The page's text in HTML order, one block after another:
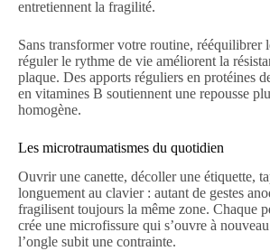
entretiennent la fragilité.
Sans transformer votre routine, rééquilibrer
réguler le rythme de vie améliorent la
plaque. Des apports réguliers en protéines
en vitamines B soutiennent une repousse
homogène.
Les microtraumatismes du quotidien
Ouvrir une canette, décoller une étiquette,
longuement au clavier : autant de gestes
fragilisent toujours la même zone. Chaque
crée une microfissure qui s’ouvre à
l’ongle subit une contrainte.